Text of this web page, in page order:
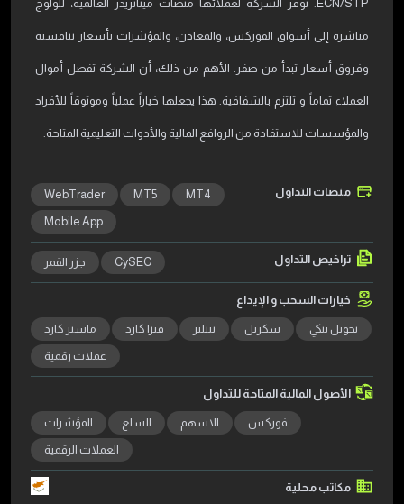
ECN/STP. توفر الشركة لعملائها منصات ميتاتريدر العالمية، للولوج
مباشرة إلى أسواق الفوركس، والمعادن، والمؤشرات بأسعار تنافسية
وفروق أسعار تبدأ من صفر. الأهم من ذلك، أن الشركة تفصل أموال
العملاء تماماً و تلتزم بالشفافية. هذا يجعلها خياراً عملياً وموثوقاً للأفراد
والمؤسسات للاستفادة من الروافع المالية والأدوات التعليمية المتاحة.
منصات التداول MT4
MT5
WebTrader
Mobile App
تراخيص التداول CySEC جزر القمر
خيارات السحب و الإيداع
تحويل بنكي سكريل نيتلير فيزا كارد
ماستر كارد
عملات رقمية
الأصول المالية المتاحة للتداول
فوركس الاسهم السلع
المؤشرات
العملات الرقمية
مكاتب محلية